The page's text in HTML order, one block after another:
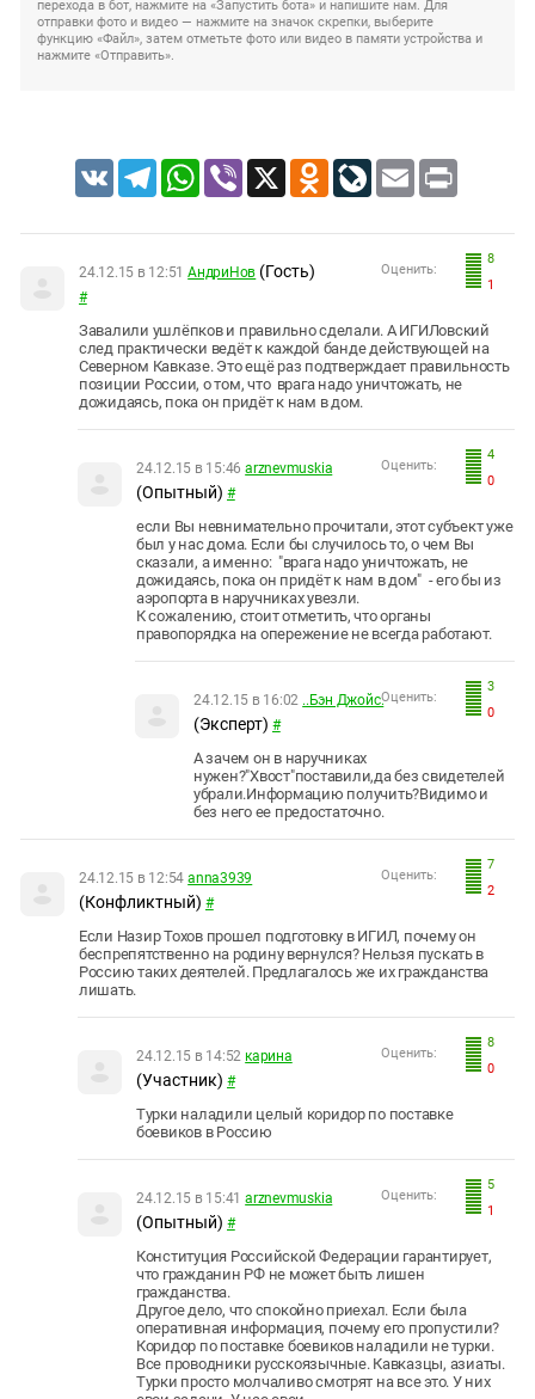
перехода в бот, нажмите на «Запустить бота» и напишите нам. Для
отправки фото и видео — нажмите на значок скрепки, выберите
функцию «Файл», затем отметьте фото или видео в памяти устройства и
нажмите «Отправить».
VK TelegramWhatsApp
Viber X Odnoklassniki
LiveJournal
Email Print
8
1
Оценить:
24.12.15 в 12:51 АндриНов (Гость)
#
Завалили ушлёпков и правильно сделали. А ИГИЛовский
след практически ведёт к каждой банде действующей на
Северном Кавказе. Это ещё раз подтверждает правильность
позиции России, о том, что врага надо уничтожать, не
дожидаясь, пока он придёт к нам в дом.
4
0
Оценить:
24.12.15 в 15:46 arznevmuskia
(Опытный) #
если Вы невнимательно прочитали, этот субъект уже
был у нас дома. Если бы случилось то, о чем Вы
сказали, а именно: "врага надо уничтожать, не
дожидаясь, пока он придёт к нам в дом" - его бы из
аэропорта в наручниках увезли.
К сожалению, стоит отметить, что органы
правопорядка на опережение не всегда работают.
3
0
Оценить:
24.12.15 в 16:02 ..Бэн Джойс.
(Эксперт) #
А зачем он в наручниках
нужен?"Хвост"поставили,да без свидетелей
убрали.Информацию получить?Видимо и
без него ее предостаточно.
7
2
Оценить:
24.12.15 в 12:54 anna3939
(Конфликтный) #
Если Назир Тохов прошел подготовку в ИГИЛ, почему он
беспрепятственно на родину вернулся? Нельзя пускать в
Россию таких деятелей. Предлагалось же их гражданства
лишать.
8
0
Оценить:
24.12.15 в 14:52 карина
(Участник) #
Турки наладили целый коридор по поставке
боевиков в Россию
5
1
Оценить:
24.12.15 в 15:41 arznevmuskia
(Опытный) #
Конституция Российской Федерации гарантирует,
что гражданин РФ не может быть лишен
гражданства.
Другое дело, что спокойно приехал. Если была
оперативная информация, почему его пропустили?
Коридор по поставке боевиков наладили не турки.
Все проводники русскоязычные. Кавказцы, азиаты.
Турки просто молчаливо смотрят на все это. У них